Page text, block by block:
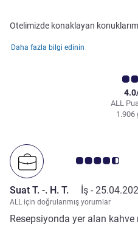
Otelimizde konaklayan
Daha fazla bilgi edinin
ALL
1.906
Avis müşterileri
Suat T. -. H. T. İş -
ALL için doğrulanmış yorumlar
Resepsiyonda yer alan kahve